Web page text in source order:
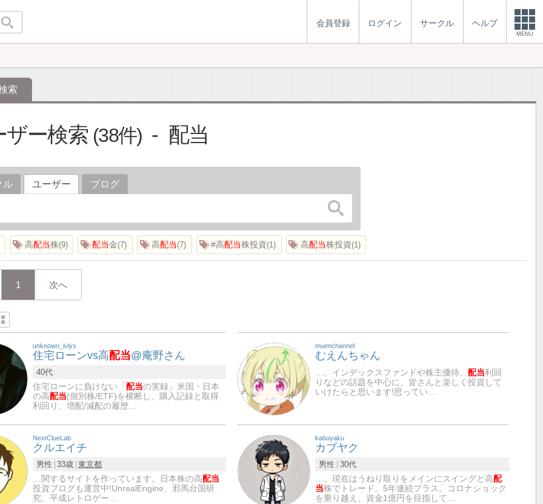
会員登録 ログイン サークル ヘルプ
MENU
索
ザー検索 38 配当
ル ユーザー ブログ
高配当株 9 配当金 7 高配当 7 #高配当株投資 1 高配当株投資 1
1 次へ
unknown_ivlys
住宅ローンvs高配当@庵野さん
40代
住宅ローンに負けない「 配当の実録」米国・日本
の高配当(個別株/ETF)を横断し、購入記録と取得
利回り、増配/減配の履歴…
muenchannel
むえんちゃん
…。インデックスファンドや株主優待、 配当利回
りなどの話題を中心に、皆さんと楽しく投資して
いけたらと思います!思ってい…
NextClueLab
クルエイチ
男性 33歳 東京都
…関するサイトを作っています。日本株の高配当
投資ブログも運営中!UnrealEngine、邪馬台国研
究、平成レトロゲー…
kabuyaku
カブヤク
男性
30代
…。現在はうねり取りをメインにスイングと高配
当株でトレード。5年連続プラス。コロナショック
を乗り越え、資金1億円を目指して…